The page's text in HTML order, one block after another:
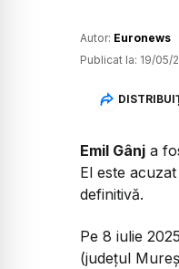
Autor: Euronews
Publicat la: 19/05/
Emil Gânj a
El este
definitivă.
Pe 8 iulie
(județul